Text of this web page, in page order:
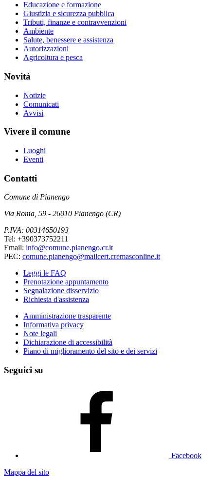
Educazione e formazione
Giustizia e sicurezza pubblica
Tributi, finanze e contravvenzioni
Ambiente
Salute, benessere e assistenza
Autorizzazioni
Agricoltura e pesca
Novità
Notizie
Comunicati
Avvisi
Vivere il comune
Luoghi
Eventi
Contatti
Comune di Pianengo
Via Roma, 59 - 26010 Pianengo (CR)
P.IVA: 00314650193
Tel: +390373752211
Email: info@comune.pianengo.cr.it
PEC: comune.pianengo@mailcert.cremasconline.it
Leggi le FAQ
Prenotazione appuntamento
Segnalazione disservizio
Richiesta d'assistenza
Amministrazione trasparente
Informativa privacy
Note legali
Dichiarazione di accessibilità
Piano di miglioramento del sito e dei servizi
Seguici su
Facebook
Mappa del sito